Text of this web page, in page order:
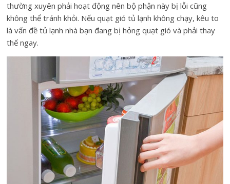
thường xuyên phải hoạt động nên bộ phận này bị lỗi cũng
không thể tránh khỏi. Nếu quạt gió tủ lạnh không chạy, kêu to
là vấn đề tủ lạnh nhà bạn đang bị hỏng quạt gió và phải thay
thế ngay.